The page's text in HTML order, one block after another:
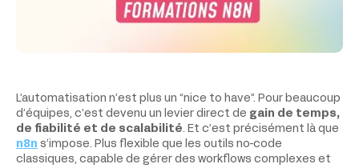
L’automatisation n’est plus un “nice to have”. Pour beaucoup
d’équipes, c’est devenu un levier direct de gain de temps,
de fiabilité et de scalabilité. Et c’est précisément là que
n8n s’impose. Plus flexible que les outils no-code
classiques, capable de gérer des workflows complexes et